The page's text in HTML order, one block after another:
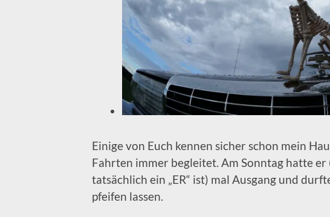
Einige von Euch kennen sicher schon mein
Fahrten immer begleitet. Am Sonntag hatte
tatsächlich ein „ER“ ist) mal Ausgang und
pfeifen lassen.